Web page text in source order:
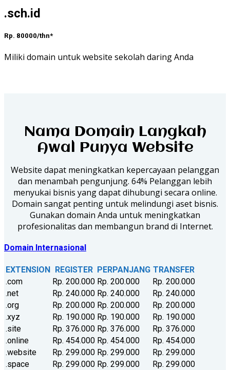
.sch.id
Rp. 80000/thn*
Miliki domain untuk website sekolah daring Anda
Nama Domain Langkah
Awal Punya Website
Website dapat meningkatkan kepercayaan pelanggan
dan menambah pengunjung. 64% Pelanggan lebih
menyukai bisnis yang dapat dihubungi secara online.
Domain sangat penting untuk melindungi aset bisnis.
Gunakan domain Anda untuk meningkatkan
profesionalitas dan membangun brand di Internet.
Domain Internasional
EXTENSION REGISTER PERPANJANG TRANSFER
.com
Rp. 200.000 Rp. 200.000
Rp. 200.000
.net
Rp. 240.000 Rp. 240.000
Rp. 240.000
.org
Rp. 200.000 Rp. 200.000
Rp. 200.000
.xyz
Rp. 190.000 Rp. 190.000
Rp. 190.000
.site
Rp. 376.000 Rp. 376.000
Rp. 376.000
.online
Rp. 454.000 Rp. 454.000
Rp. 454.000
.website
Rp. 299.000 Rp. 299.000
Rp. 299.000
.space
Rp. 299.000 Rp. 299.000
Rp. 299.000